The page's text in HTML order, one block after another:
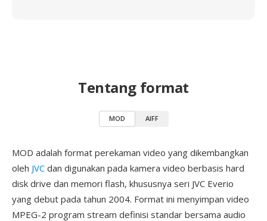
Tentang format
MOD AIFF
MOD adalah format perekaman video yang dikembangkan
oleh JVC dan digunakan pada kamera video berbasis hard
disk drive dan memori flash, khususnya seri JVC Everio
yang debut pada tahun 2004. Format ini menyimpan video
MPEG-2 program stream definisi standar bersama audio